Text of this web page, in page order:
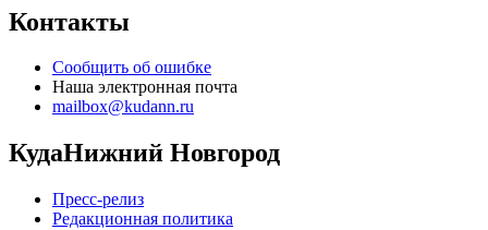
Контакты
Сообщить об ошибке
Наша электронная почта
mailbox@kudann.ru
КудаНижний Новгород
Пресс-релиз
Редакционная политика